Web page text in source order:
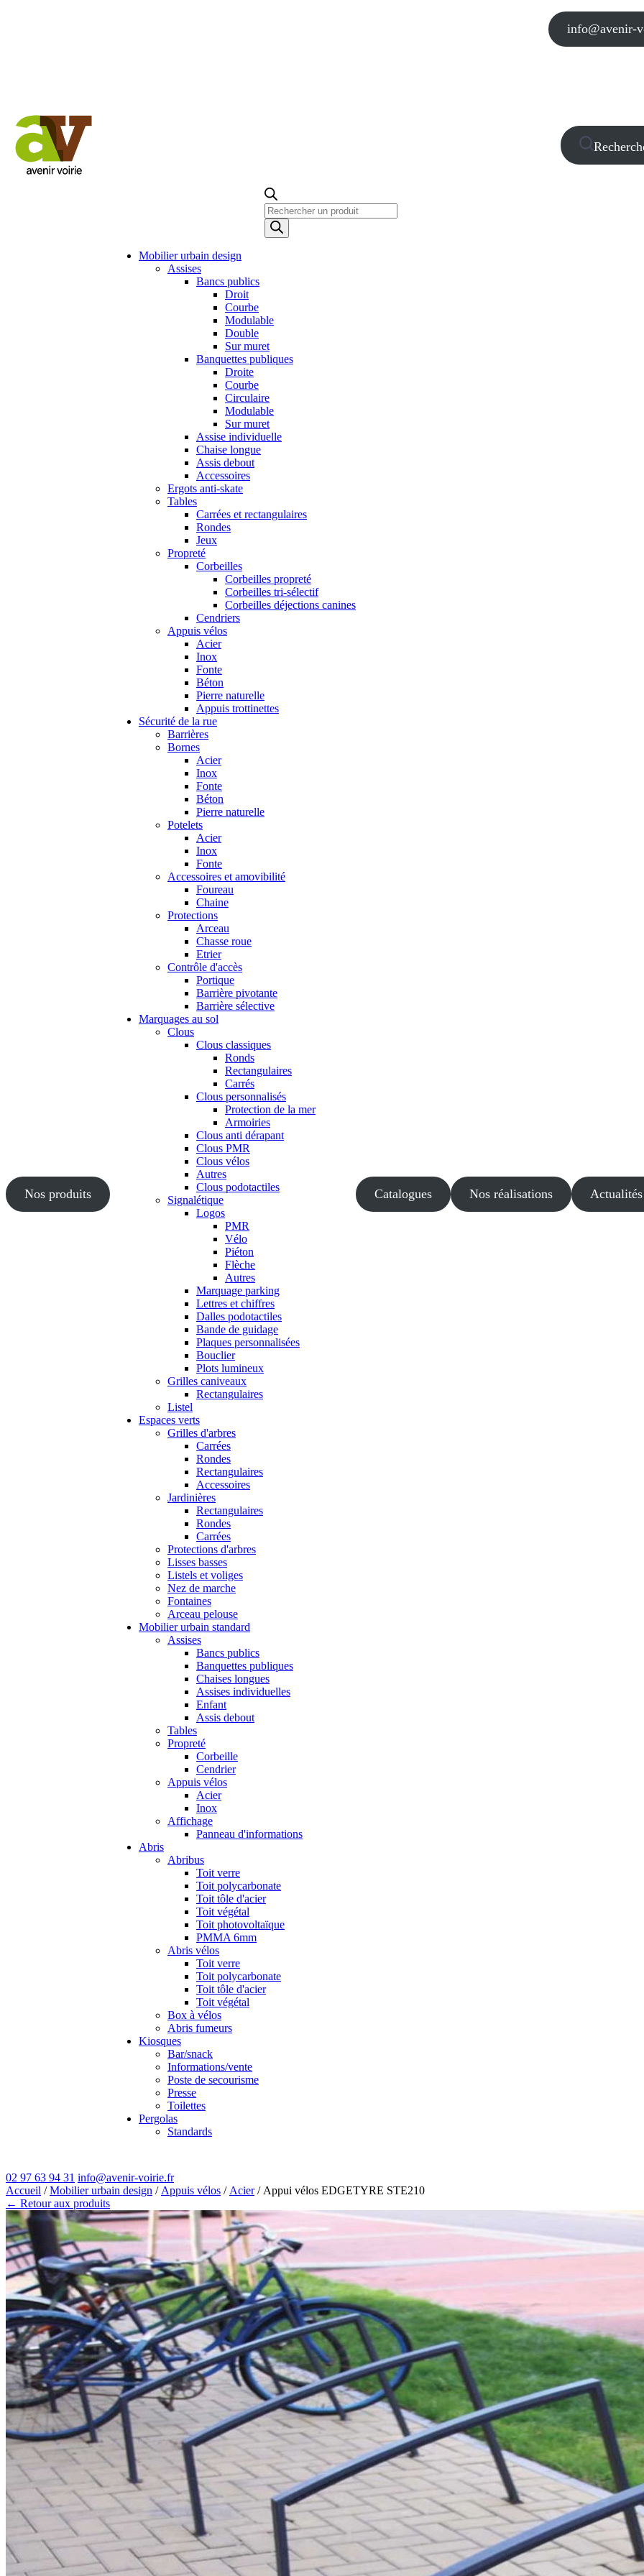
info@avenir-
Recherche
de
produits
Nos produits
Mobilier urbain design
Assises
Bancs publics
Droit
Courbe
Modulable
Double
Sur muret
Banquettes publiques
Droite
Courbe
Circulaire
Modulable
Sur muret
Assise individuelle
Chaise longue
Assis debout
Accessoires
Ergots anti-skate
Tables
Carrées et rectangulaires
Rondes
Jeux
Propreté
Corbeilles
Corbeilles propreté
Corbeilles tri-sélectif
Corbeilles déjections canines
Cendriers
Appuis vélos
Acier
Inox
Fonte
Béton
Pierre naturelle
Appuis trottinettes
Sécurité de la rue
Barrières
Bornes
Acier
Inox
Fonte
Béton
Pierre naturelle
Potelets
Acier
Inox
Fonte
Accessoires et amovibilité
Foureau
Chaine
Protections
Arceau
Chasse roue
Etrier
Contrôle d'accès
Portique
Barrière pivotante
Barrière sélective
Marquages au sol
Clous
Clous classiques
Ronds
Rectangulaires
Carrés
Clous personnalisés
Protection de la mer
Armoiries
Clous anti dérapant
Clous PMR
Clous vélos
Autres
Clous podotactiles
Signalétique
Logos
PMR
Vélo
Piéton
Flèche
Autres
Marquage parking
Lettres et chiffres
Dalles podotactiles
Bande de guidage
Plaques personnalisées
Bouclier
Plots lumineux
Grilles caniveaux
Rectangulaires
Listel
Espaces verts
Grilles d'arbres
Carrées
Rondes
Rectangulaires
Accessoires
Jardinières
Rectangulaires
Rondes
Carrées
Protections d'arbres
Lisses basses
Listels et voliges
Nez de marche
Fontaines
Arceau pelouse
Mobilier urbain standard
Assises
Bancs publics
Banquettes publiques
Chaises longues
Assises individuelles
Enfant
Assis debout
Tables
Propreté
Corbeille
Cendrier
Appuis vélos
Acier
Inox
Affichage
Panneau d'informations
Abris
Abribus
Toit verre
Toit polycarbonate
Toit tôle d'acier
Toit végétal
Toit photovoltaïque
PMMA 6mm
Abris vélos
Toit verre
Toit polycarbonate
Toit tôle d'acier
Toit végétal
Box à vélos
Abris fumeurs
Kiosques
Bar/snack
Informations/vente
Poste de secourisme
Presse
Toilettes
Pergolas
Standards
Catalogues Nos réalisations Actualités
02 97 63 94 31 info@avenir-voirie.fr
Accueil /Mobilier urbain design / Appuis vélos / Acier/ Appui vélos EDGETYRE STE210
← Retour aux produits